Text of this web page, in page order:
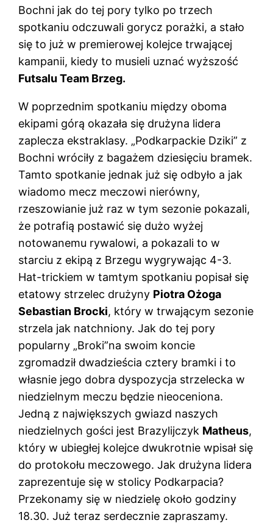
Bochni jak do tej pory tylko po trzech
spotkaniu odczuwali gorycz porażki, a stało
się to już w premierowej kolejce trwającej
kampanii, kiedy to musieli uznać wyższość
Futsalu Team Brzeg.
W poprzednim spotkaniu między oboma
ekipami górą okazała się drużyna lidera
zaplecza ekstraklasy. „Podkarpackie Dziki” z
Bochni wróciły z bagażem dziesięciu bramek.
Tamto spotkanie jednak już się odbyło a jak
wiadomo mecz meczowi nierówny,
rzeszowianie już raz w tym sezonie pokazali,
że potrafią postawić się dużo wyżej
notowanemu rywalowi, a pokazali to w
starciu z ekipą z Brzegu wygrywając 4-3.
Hat-trickiem w tamtym spotkaniu popisał się
etatowy strzelec drużyny Piotra Ożoga
Sebastian Brocki, który w trwającym sezonie
strzela jak natchniony. Jak do tej pory
popularny „Broki”na swoim koncie
zgromadził dwadzieścia cztery bramki i to
własnie jego dobra dyspozycja strzelecka w
niedzielnym meczu będzie nieoceniona.
Jedną z największych gwiazd naszych
niedzielnych gości jest Brazylijczyk Matheus,
który w ubiegłej kolejce dwukrotnie wpisał się
do protokołu meczowego. Jak drużyna lidera
zaprezentuje się w stolicy Podkarpacia?
Przekonamy się w niedzielę około godziny
18.30. Już teraz serdecznie zapraszamy.